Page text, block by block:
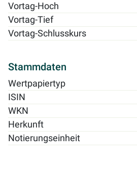
Vortag-Hoch
Vortag-Tief
Vortag-Schlusskurs
Stammdaten
Wertpapiertyp
ISIN
WKN
Herkunft
Notierungseinheit